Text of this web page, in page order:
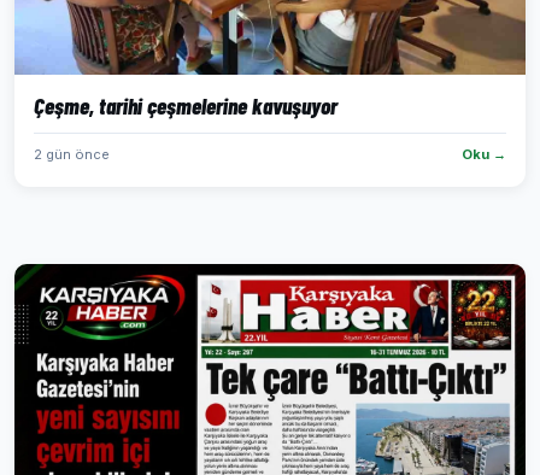
Çeşme, tarihi çeşmelerine kavuşuyor
2 gün önce Oku →